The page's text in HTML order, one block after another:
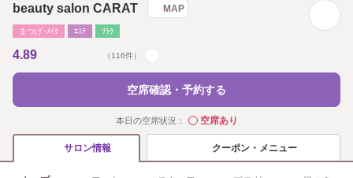
beauty salon CARAT MAP
まつげ･ﾒｲｸ ｴｽﾃ ﾘﾗｸ
4.89 （116件）
空席確認・予約する
本日の空席状況： ◯空席あり
サロン情報 クーポン・メニュー